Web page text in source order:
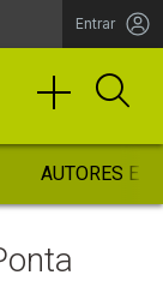
Entrar
AUTORES